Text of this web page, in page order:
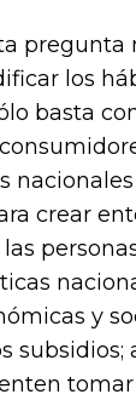
pregunta
los
basta
nacionales
crear
y
subsidios;